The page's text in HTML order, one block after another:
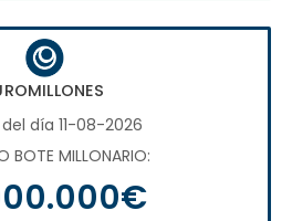
día 11-08-2026
BOTE MILLONARIO: